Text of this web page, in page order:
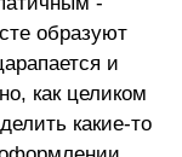
образуют
и
как целиком
какие-то